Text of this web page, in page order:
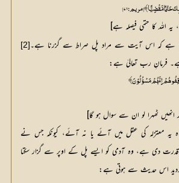
حَتْمًا مَّقْضِیًّا﴾ [مریم: ۷۱]
اللہ کا حتمی فیصلہ ہے]
کہا ہے کہ اس آیت سے مراد پل صراط سے گزرنا ہے۔[2]
فرمانِ رب تعالیٰ ہے:
اِِنَّھُمْ مَسْؤُلُوْنَ﴾
انھیں ٹھہرا لو ان سے سوال ہو گا]
یہ معتزلہ کی عقل میں آئے یا نہ آئے، کیونکہ جس نے
قدرت دی ہے، وہ آدمی کو ایسے پل کے اوپر سے گزار سکتا
اس حدیث سے ہوتی ہے: